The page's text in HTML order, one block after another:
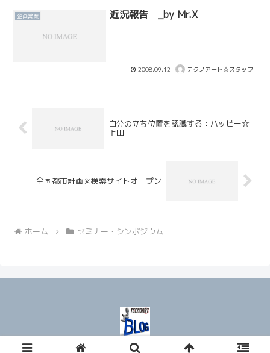
企画営業 近況報告 _by Mr.X
2008.09.12 テクノアート☆スタッフ
自分の立ち位置を認識する：ハッピー☆
上田
全国都市計画図検索サイトオープン
ホーム セミナー・シンポジウム
© 2008 テクノアート★ブログ.